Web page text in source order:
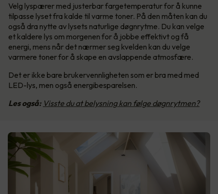
Velg lyspærer med justerbar fargetemperatur for å kunne
tilpasse lyset fra kalde til varme toner. På den måten kan du
også dra nytte av lysets naturlige døgnrytme. Du kan velge
et kaldere lys om morgenen for å jobbe effektivt og få
energi, mens når det nærmer seg kvelden kan du velge
varmere toner for å skape en avslappende atmosfære.
Det er ikke bare brukervennligheten som er bra med med
LED-lys, men også energibesparelsen.
Les også: Visste du at belysning kan følge døgnrytmen?